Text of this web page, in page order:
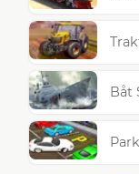
Båt